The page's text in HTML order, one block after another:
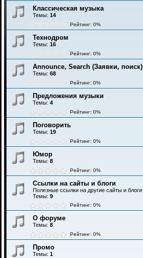
Классическая музыка
Темы: 14
Рейтинг: 0%
Технодром
Темы: 16
Рейтинг: 0%
Announce, Search (Заявки, поиск)
Темы: 68
Рейтинг: 0%
Предложения музыки
Темы: 4
Рейтинг: 0%
Поговорить
Темы: 19
Рейтинг: 0%
Юмор
Темы: 8
Рейтинг: 0%
Ссылки на сайты и блоги
Полезные ссылки на другие сайты и блоги
Темы: 9
Рейтинг: 0%
О форуме
Темы: 8
Рейтинг: 0%
Промо
Темы: 1